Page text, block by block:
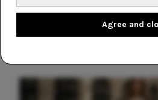
Agree and